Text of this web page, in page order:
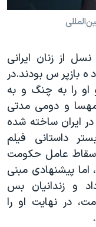
از زنان ایرانی
بازپرس بودند.در
او را به چنگ و به
مهسا و دومی مدتی
ایران ساخته شده
داستانی‌ فیلم
عامل حکومت
پیشنهادی مبنی
و زندانیان بس
در نهایت او را